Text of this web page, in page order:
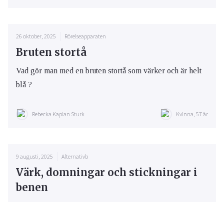
26 oktober, 2025 Rörelseapparaten
Bruten stortå
Vad gör man med en bruten stortå som värker och är helt
blå ?
Rebecka Kaplan Sturk Kvinna, 57 år
9 augusti, 2025 Alternativb
Värk, domningar och stickningar i
benen